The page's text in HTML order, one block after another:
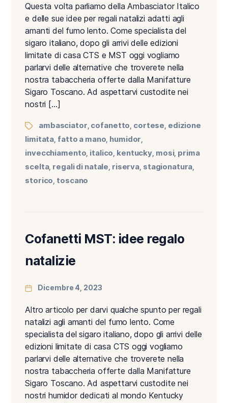
Questa volta parliamo della Ambasciator Italico
e delle sue idee per regali natalizi adatti agli
amanti del fumo lento. Come specialista del
sigaro italiano, dopo gli arrivi delle edizioni
limitate di casa CTS e MST oggi vogliamo
parlarvi delle alternative che troverete nella
nostra tabaccheria offerte dalla Manifatture
Sigaro Toscano. Ad aspettarvi custodite nei
nostri […]
ambasciator cofanetto cortese edizione
limitata fatto a mano humidor
invecchiamento italico kentucky mosi, prima
scelta, regali di natale riserva stagionatura
storico toscano
Cofanetti MST: idee regalo
natalizie
Dicembre 4, 2023
Altro articolo per darvi qualche spunto per regali
natalizi agli amanti del fumo lento. Come
specialista del sigaro italiano, dopo gli arrivi delle
edizioni limitate di casa CTS oggi vogliamo
parlarvi delle alternative che troverete nella
nostra tabaccheria offerte dalla Manifatture
Sigaro Toscano. Ad aspettarvi custodite nei
nostri humidor dedicati al mondo Kentucky